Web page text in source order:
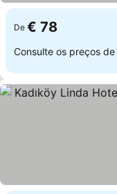
De € 78
Consulte os preços de